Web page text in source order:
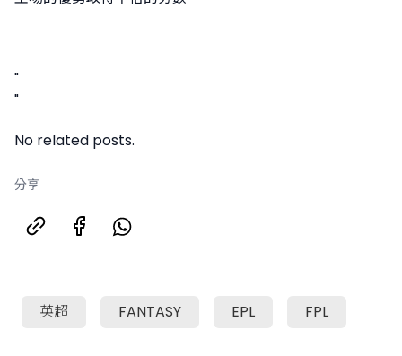
"
"
No related posts.
分享
英超 FANTASY EPL FPL